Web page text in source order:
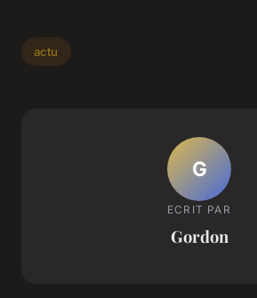
actu
G
ECRIT PAR
Gordon